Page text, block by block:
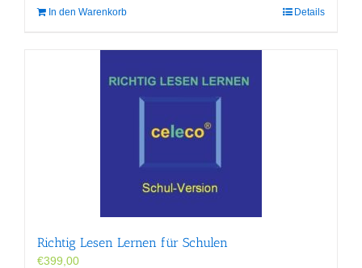
In den Warenkorb Details
Richtig Lesen Lernen für Schulen
€399,00